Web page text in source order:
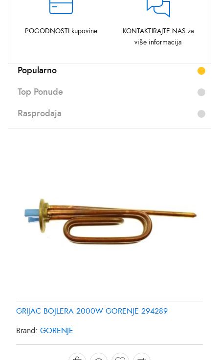
POGODNOSTI kupovine
KONTAKTIRAJTE NAS za
više informacija
Popularno
Top Ponude
Rasprodaja
GRIJAC BOJLERA 2000W GORENJE 294289
Brand: GORENJE
GRIJAC FRIZIDERA SAMSUNG DA9600013Y
Brand: SAMSUNG
GRIJAC FRIZIDERA SAMSUNG DA96-00280K
Brand: SAMSUNG